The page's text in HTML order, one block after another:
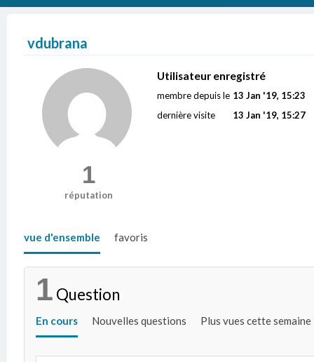
vdubrana
1
réputation
Utilisateur enregistré
membre depuis le 13 Jan '19, 15:23
dernière visite
13 Jan '19, 15:27
vue d'ensemble favoris
1 Question
En cours Nouvelles questions Plus vues cette semaine